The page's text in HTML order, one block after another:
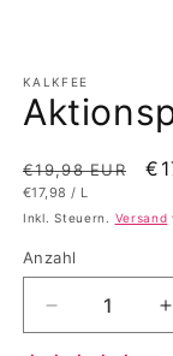
KALKFEE
Normaler
Preis
€19,98 EUR
GRUNDPREIS
€17,98 / PRO
L
Inkl. Steuern. Versand
Anzahl
Verringere
die